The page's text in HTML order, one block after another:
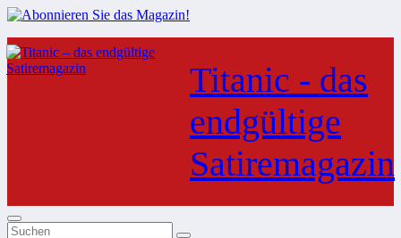
Zum
Inhalt
springen
Titanic - das
endgültige
Satiremagazin